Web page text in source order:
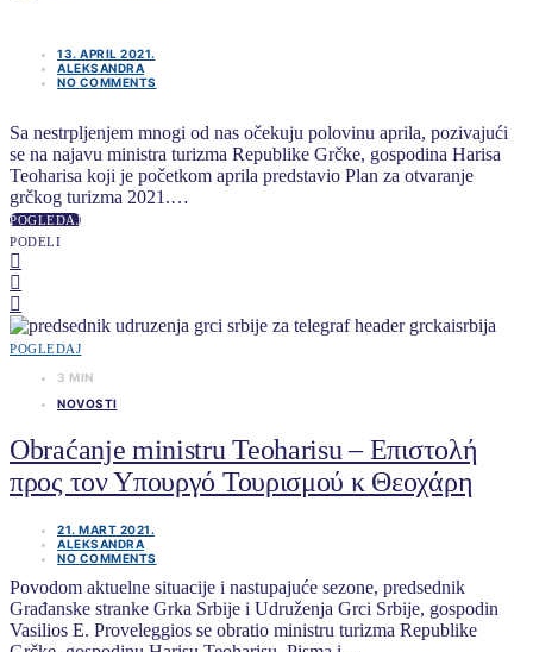
13. APRIL 2021.
ALEKSANDRA
NO COMMENTS
Sa nestrpljenjem mnogi od nas očekuju polovinu aprila, pozivajući
se na najavu ministra turizma Republike Grčke, gospodina Harisa
Teoharisa koji je početkom aprila predstavio Plan za otvaranje
grčkog turizma 2021.…
POGLEDAJ
PODELI
POGLEDAJ
3 MIN
NOVOSTI
Obraćanje ministru Teoharisu – Επιστολή
προς τον Υπουργό Τουρισμού κ Θεοχάρη
21. MART 2021.
ALEKSANDRA
NO COMMENTS
Povodom aktuelne situacije i nastupajuće sezone, predsednik
Građanske stranke Grka Srbije i Udruženja Grci Srbije, gospodin
Vasilios E. Proveleggios se obratio ministru turizma Republike